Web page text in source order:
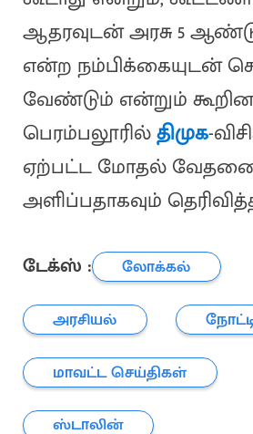
ஆதரவுடன் அரசு 5
என்ற நம்பிக்கையுடன்
வேண்டும் என்றும்
பெரம்பலூரில்திமுக-
ஏற்பட்ட மோதல்
அளிப்பதாகவும்
டேக்ஸ் :
லோக்கல்
அரசியல்
மாவட்ட செய்திகள்
ஸ்டாலின்